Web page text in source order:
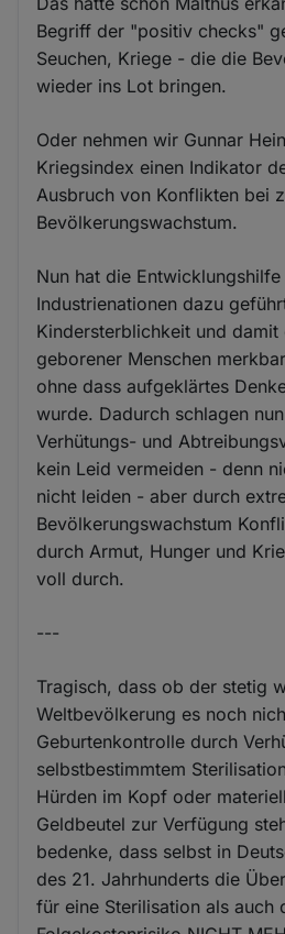
Begriff der "positiv checks"
Seuchen, Kriege - die die
wieder ins Lot bringen.
Oder nehmen wir Gunnar
Kriegsindex einen Indikator
Ausbruch von Konflikten bei
Bevölkerungswachstum.
Nun hat die
Industrienationen dazu
Kindersterblichkeit und
geborener Menschen
ohne dass aufgeklärtes
wurde. Dadurch schlagen
Verhütungs- und
kein Leid vermeiden - denn
nicht leiden - aber durch
Bevölkerungswachstum
durch Armut, Hunger und
voll durch.
---
Tragisch, dass ob der stetig
Weltbevölkerung es noch
Geburtenkontrolle durch
selbstbestimmtem
Hürden im Kopf oder
Geldbeutel zur Verfügung
bedenke, dass selbst in
des 21. Jahrhunderts die
für eine Sterilisation als auch